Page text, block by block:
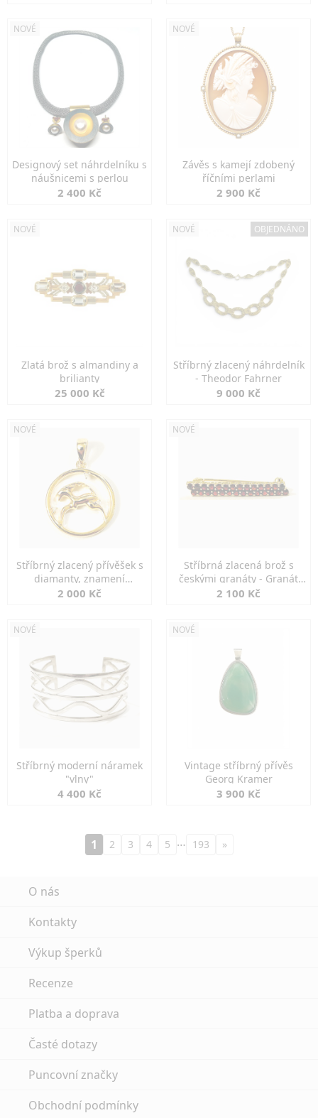
NOVÉ
Designový set náhrdelníku s
náušnicemi s perlou
2 400 Kč
NOVÉ
Závěs s kamejí zdobený
říčními perlami
2 900 Kč
NOVÉ
Zlatá brož s almandiny a
brilianty
25 000 Kč
NOVÉ OBJEDNÁNO
Stříbrný zlacený náhrdelník
- Theodor Fahrner
9 000 Kč
NOVÉ
Stříbrný zlacený přívěšek s
diamanty, znamení
KOZOROH
2 000 Kč
NOVÉ
Stříbrná zlacená brož s
českými granáty - Granát
Turnov
2 100 Kč
NOVÉ
Stříbrný moderní náramek
"vlny"
4 400 Kč
NOVÉ
Vintage stříbrný přívěs
Georg Kramer
3 900 Kč
1 2 3 4 5 … 193 »
O nás
Kontakty
Výkup šperků
Recenze
Platba a doprava
Časté dotazy
Puncovní značky
Obchodní podmínky